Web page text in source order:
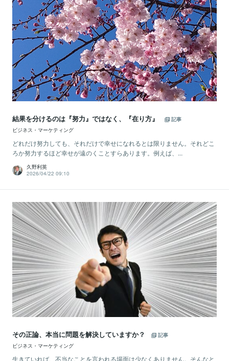
結果を分けるのは『努力』ではなく、『在り方』
記事
ビジネス・マーケティング
どれだけ努力しても、それだけで幸せになれるとは限りません。それどこ
ろか努力するほど幸せが遠のくことすらあります。例えば、...
久野利英
2026/04/22 09:10
その正論、本当に問題を解決していますか？
記事
ビジネス・マーケティング
生きていれば、不当なことを言われる場面は少なくありません。そんなと